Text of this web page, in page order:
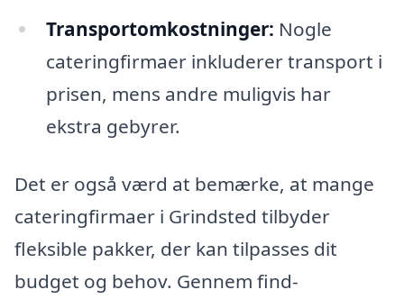
Transportomkostninger: Nogle
cateringfirmaer inkluderer transport i
prisen, mens andre muligvis har
ekstra gebyrer.
Det er også værd at bemærke, at mange
cateringfirmaer i Grindsted tilbyder
fleksible pakker, der kan tilpasses dit
budget og behov. Gennem find-